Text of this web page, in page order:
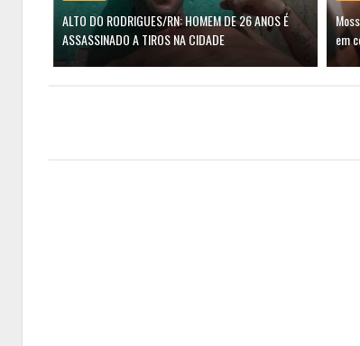
ALTO DO RODRIGUES/RN: HOMEM DE 26 ANOS É
ASSASSINADO A TIROS NA CIDADE
em